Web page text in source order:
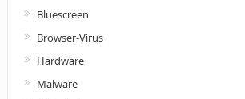
Bluescreen
Browser-Virus
Hardware
Malware